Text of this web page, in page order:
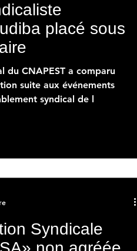
placé sous
du CNAPEST a comparu
suite aux événements
syndical de l
Syndicale